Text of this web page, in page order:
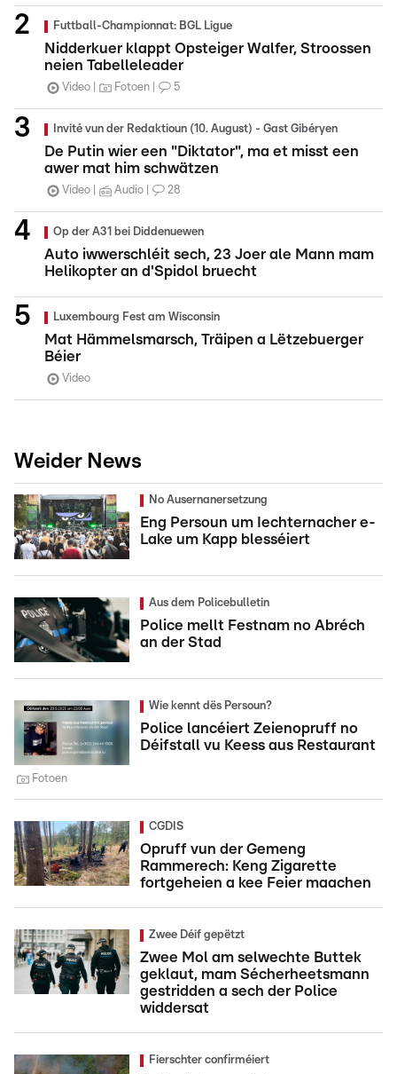
Futtball-Championnat: BGL Ligue
Nidderkuer klappt Opsteiger Walfer, Stroossen
neien Tabelleleader
Video Fotoen 5
Invité vun der Redaktioun (10. August) - Gast Gibéryen
De Putin wier een "Diktator", ma et misst een
awer mat him schwätzen
Video Audio 28
Op der A31 bei Diddenuewen
Auto iwwerschléit sech, 23 Joer ale Mann mam
Helikopter an d'Spidol bruecht
Luxembourg Fest am Wisconsin
Mat Hämmelsmarsch, Träipen a Lëtzebuerger
Béier
Video
Weider News
No Ausernanersetzung
Eng Persoun um Iechternacher e-
Lake um Kapp blesséiert
Aus dem Policebulletin
Police mellt Festnam no Abréch
an der Stad
Wie kennt dës Persoun?
Police lancéiert Zeienopruff no
Déifstall vu Keess aus Restaurant
Fotoen
CGDIS
Opruff vun der Gemeng
Rammerech: Keng Zigarette
fortgeheien a kee Feier maachen
Zwee Déif gepëtzt
Zwee Mol am selwechte Buttek
geklaut, mam Sécherheetsmann
gestridden a sech der Police
widdersat
Fierschter confirméiert